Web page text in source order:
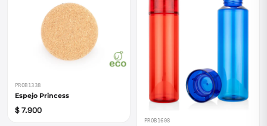
PROB1338
Espejo Princess
$ 7.900
PROB1608